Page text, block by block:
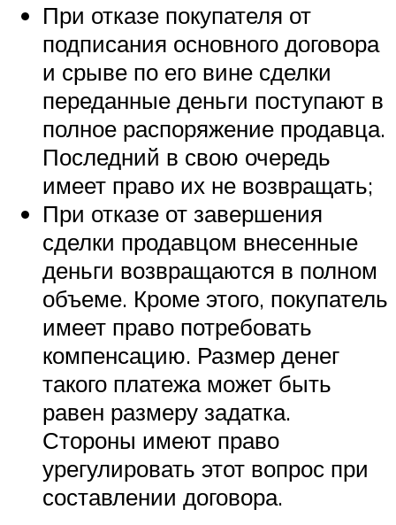
При отказе покупателя от
подписания основного договора
и срыве по его вине сделки
переданные деньги поступают в
полное распоряжение продавца.
Последний в свою очередь
имеет право их не возвращать;
При отказе от завершения
сделки продавцом внесенные
деньги возвращаются в полном
объеме. Кроме этого, покупатель
имеет право потребовать
компенсацию. Размер денег
такого платежа может быть
равен размеру задатка.
Стороны имеют право
урегулировать этот вопрос при
составлении договора.